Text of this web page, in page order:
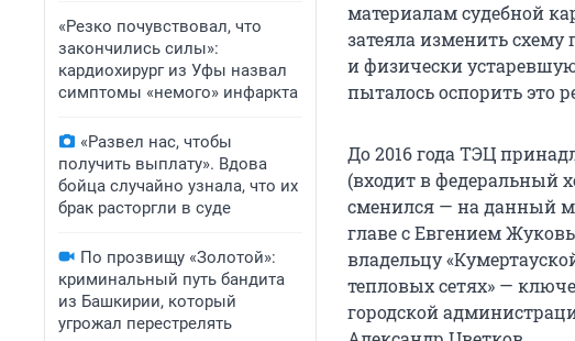
«Резко почувствовал, что
закончились силы»:
кардиохирург из Уфы назвал
симптомы «немого» инфаркта
«Развел нас, чтобы
получить выплату». Вдова
бойца случайно узнала, что их
брак расторгли в суде
По прозвищу «Золотой»:
криминальный путь бандита
из Башкирии, который
угрожал перестрелять
материалам судебной
затеяла изменить схему
и физически
пыталось оспорить это
До 2016 года ТЭЦ
(входит в федеральный
сменился — на данный
главе с Евгением
владельцу
тепловых сетях» —
городской